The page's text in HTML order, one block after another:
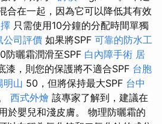
合在一起，因為它可以降低其有效
只需使用10分鐘的分配時間單獨
公司評價 如果將SPF 可靠的防水工
防曬霜潤滑至SPF 白內障手術 居
漆，則您的保護將不適合SPF 台胞
明山 50，但將保持最大SPF 台中
西式外燴 該專家了解到，建議在
於嬰兒和淺皮膚。 物理防曬霜的